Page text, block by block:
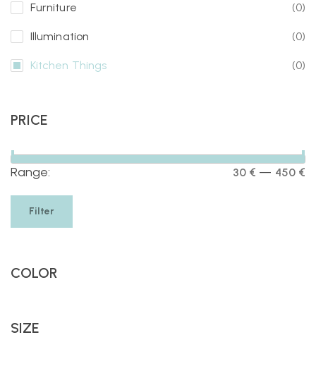
Furniture (0)
Illumination (0)
Kitchen Things (0)
PRICE
Range: 30 € — 450 €
Filter
COLOR
SIZE